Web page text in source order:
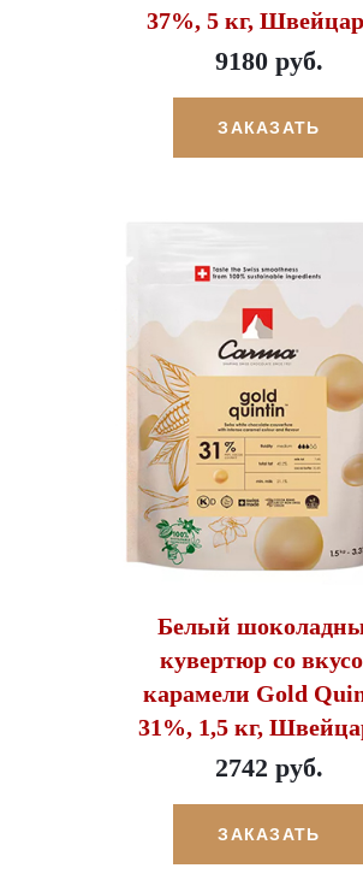
37%, 5 кг,
9180 руб.
ЗАКАЗАТЬ
Белый
кувертюр со
карамели Gold
31%, 1,5 кг,
2742 руб.
ЗАКАЗАТЬ